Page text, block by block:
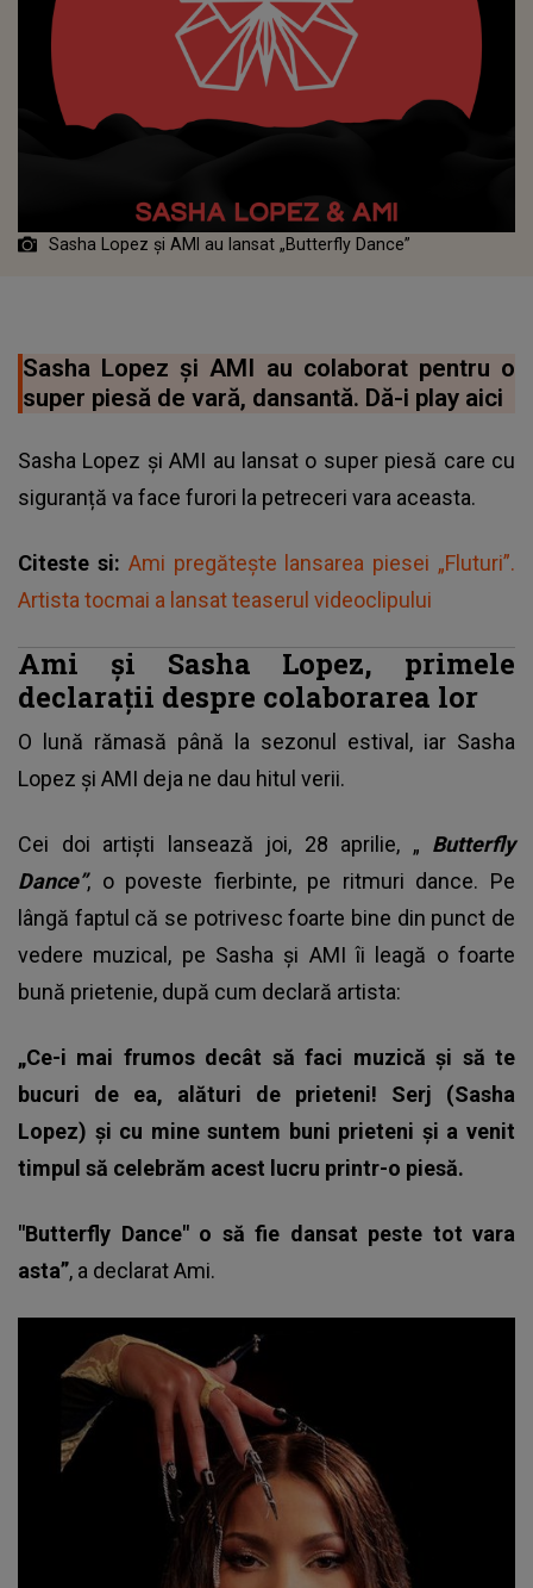
Sasha Lopez și AMI au lansat „Butterfly Dance”
Sasha Lopez și AMI au colaborat pentru o
super piesă de vară, dansantă. Dă-i play aici
Sasha Lopez și AMI au lansat o super piesă care cu
siguranță va face furori la petreceri vara aceasta.
Citeste si: Ami pregătește lansarea piesei „Fluturi”.
Artista tocmai a lansat teaserul videoclipului
Ami și Sasha Lopez, primele
declarații despre colaborarea lor
O lună rămasă până la sezonul estival, iar Sasha
Lopez și AMI deja ne dau hitul verii.
Cei doi artiști lansează joi, 28 aprilie, „ Butterfly
Dance”, o poveste fierbinte, pe ritmuri dance. Pe
lângă faptul că se potrivesc foarte bine din punct de
vedere muzical, pe Sasha și AMI îi leagă o foarte
bună prietenie, după cum declară artista:
„Ce-i mai frumos decât să faci muzică și să te
bucuri de ea, alături de prieteni! Serj (Sasha
Lopez) și cu mine suntem buni prieteni și a venit
timpul să celebrăm acest lucru printr-o piesă.
"Butterfly Dance" o să fie dansat peste tot vara
asta”, a declarat Ami.